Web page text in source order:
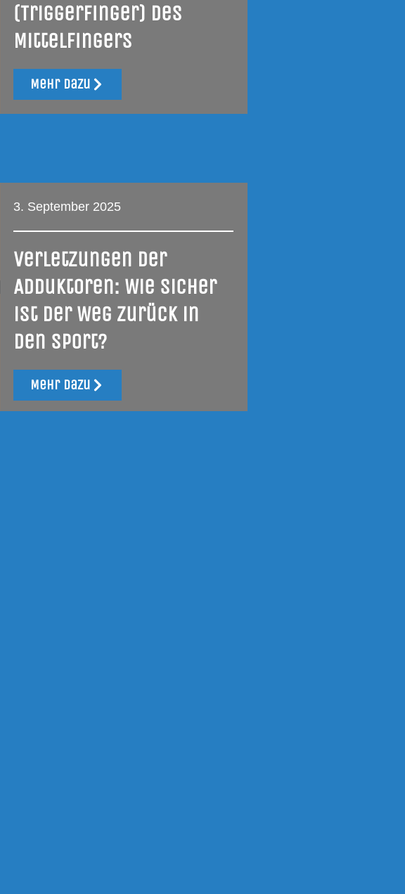
(Triggerfinger) des
Mittelfingers
Mehr dazu
3. September 2025
Verletzungen der
Adduktoren: Wie sicher
ist der Weg zurück in
den Sport?
Mehr dazu